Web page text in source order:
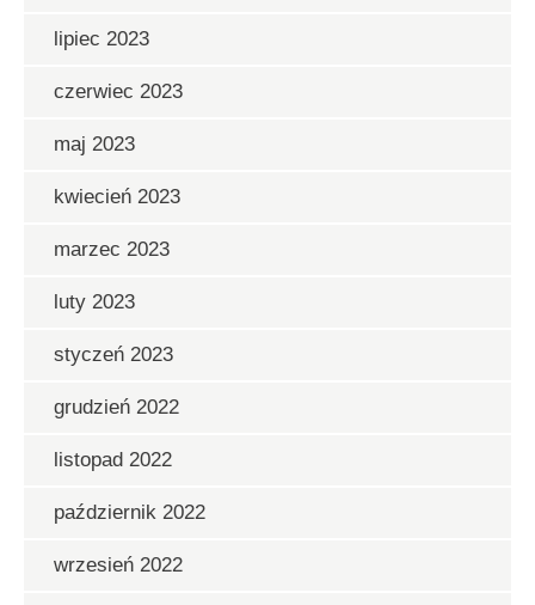
lipiec 2023
czerwiec 2023
maj 2023
kwiecień 2023
marzec 2023
luty 2023
styczeń 2023
grudzień 2022
listopad 2022
październik 2022
wrzesień 2022